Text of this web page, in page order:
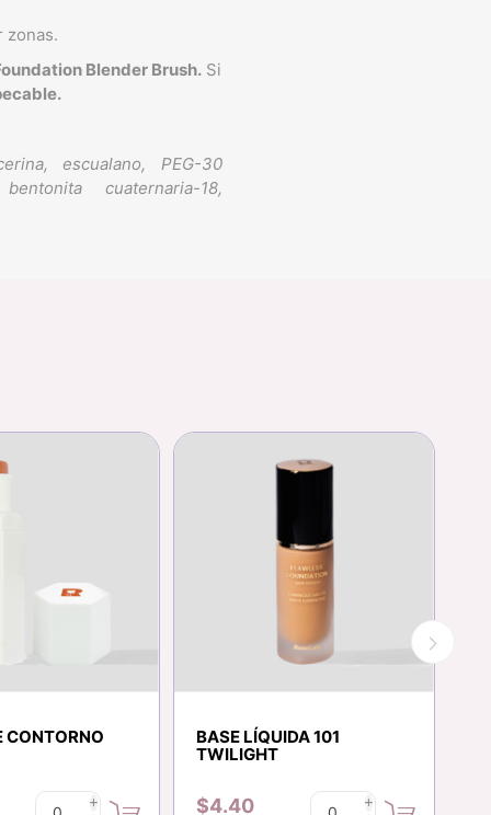
zonas.
Blender Brush.Si
escualano, PEG-30
cuaternaria-18,
CONTORNO
i
BASE LÍQUIDA 101
TWILIGHT
$4.40 i